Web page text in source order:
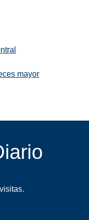
mayor
visitas.